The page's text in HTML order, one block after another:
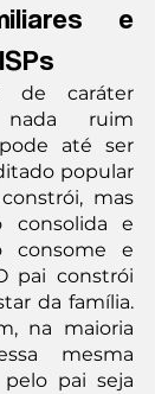
e
de caráter
ruim
até ser
popular
mas
consolida e
consome e
pai constrói
da família.
na maioria
mesma
pai seja